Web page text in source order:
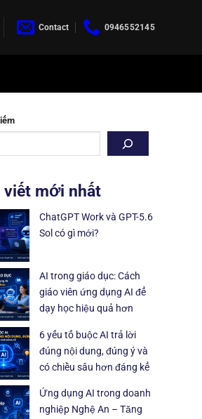
Contact 0946552145
viết mới nhất
ChatGPT Work và GPT-5.6
Sol có gì mới?
AI trong giáo dục: Cách
giáo viên ứng dụng AI để
dạy học hiệu quả hơn
6 yếu tố buộc AI trả lời
đúng nội dung, đúng ý và
có chiều sâu hơn đáng kể
Ứng dụng AI trong doanh
nghiệp Nghệ An – Tăng